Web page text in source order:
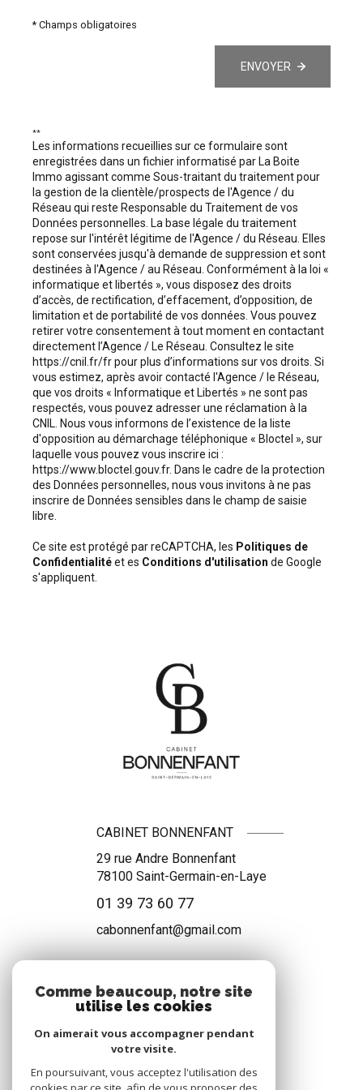
* Champs obligatoires
ENVOYER
**
Les informations recueillies sur ce formulaire sont
enregistrées dans un fichier informatisé par La Boite
Immo agissant comme Sous-traitant du traitement pour
la gestion de la clientèle/prospects de l'Agence / du
Réseau qui reste Responsable du Traitement de vos
Données personnelles. La base légale du traitement
repose sur l'intérêt légitime de l'Agence / du Réseau. Elles
sont conservées jusqu'à demande de suppression et sont
destinées à l'Agence / au Réseau. Conformément à la loi «
informatique et libertés », vous disposez des droits
d’accès, de rectification, d’effacement, d’opposition, de
limitation et de portabilité de vos données. Vous pouvez
retirer votre consentement à tout moment en contactant
directement l’Agence / Le Réseau. Consultez le site
https://cnil.fr/frpour plus d’informations sur vos droits. Si
vous estimez, après avoir contacté l'Agence / le Réseau,
que vos droits « Informatique et Libertés » ne sont pas
respectés, vous pouvez adresser une réclamation à la
CNIL. Nous vous informons de l’existence de la liste
d'opposition au démarchage téléphonique « Bloctel », sur
laquelle vous pouvez vous inscrire ici :
https://www.bloctel.gouv.fr. Dans le cadre de la protection
des Données personnelles, nous vous invitons à ne pas
inscrire de Données sensibles dans le champ de saisie
libre.
Ce site est protégé par reCAPTCHA, les Politiques de
Confidentialitéet es Conditions d'utilisation de Google
s'appliquent.
CABINET BONNENFANT
29 rue Andre Bonnenfant
78100 Saint-Germain-en-Laye
01 39 73 60 77
cabonnenfant@gmail.com
NOS RÉSEAUX
Nous suivre
Comme beaucoup, notre site
utilise les cookies
On aimerait vous accompagner pendant
votre visite.
En poursuivant, vous acceptez l'utilisation des